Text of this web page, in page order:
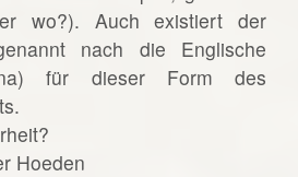
wo?). Auch existiert der
nach die Englische
für dieser Form des
Hoeden